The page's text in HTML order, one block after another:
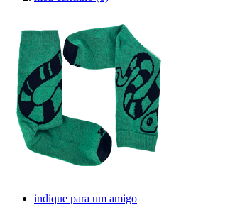
indique para um amigo